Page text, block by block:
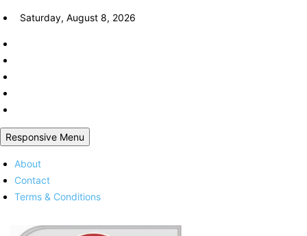
Skip
content
Saturday, August 8, 2026
Responsive Menu
About
Contact
Terms & Conditions